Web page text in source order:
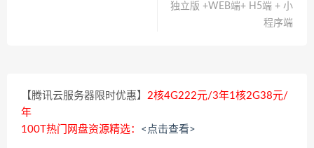
独立版 +WEB端+ H5端 + 小
程序端
【腾讯云服务器限时优惠】 2核4G222元/3年1核2G38元/
年
100T热门网盘资源精选： <点击查看>